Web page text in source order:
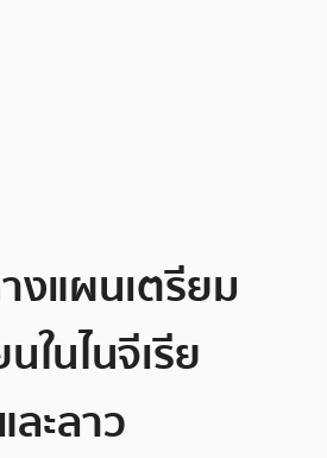
งแผนเตรียม
ในไนจีเรีย
ะลาว